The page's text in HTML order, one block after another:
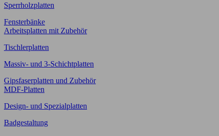
Sperrholzplatten
Fensterbänke
Arbeitsplatten mit Zubehör
Tischlerplatten
Massiv- und 3-Schichtplatten
Gipsfaserplatten und Zubehör
MDF-Platten
Design- und Spezialplatten
Badgestaltung